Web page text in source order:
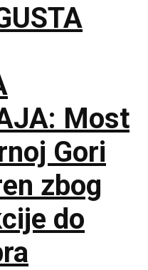
Most
Gori
zbog
do